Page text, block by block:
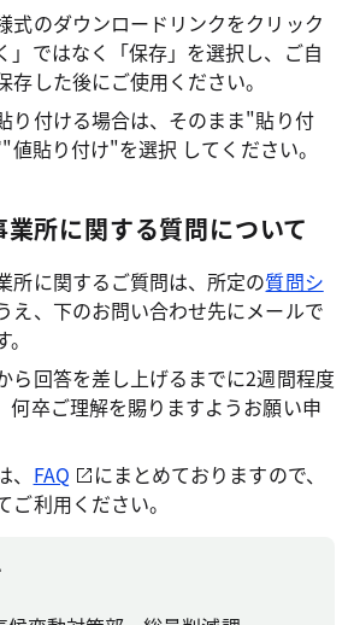
式のダウンロードリンクをクリック
」ではなく「保存」を選択し、ご自
存した後にご使用ください。
り付ける場合は、そのまま"貼り付
値貼り付け"を選択 してください。
業所に関する質問について
所に関するご質問は、所定の質問シ
え、下のお問い合わせ先にメールで
ら回答を差し上げるまでに2週間程度
何卒ご理解を賜りますようお願い申
FAQ
にまとめておりますので、
ご利用ください。